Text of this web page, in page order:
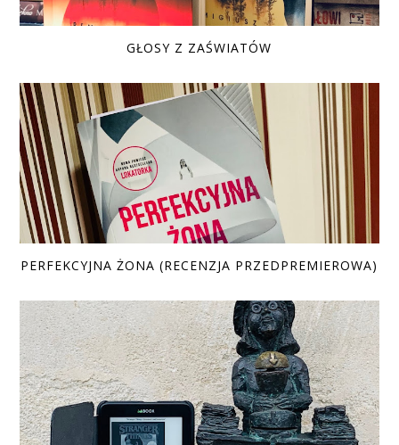
GŁOSY Z ZAŚWIATÓW
PERFEKCYJNA ŻONA (RECENZJA PRZEDPREMIEROWA)